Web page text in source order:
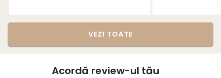
VEZI TOATE
Acordă review-ul tău